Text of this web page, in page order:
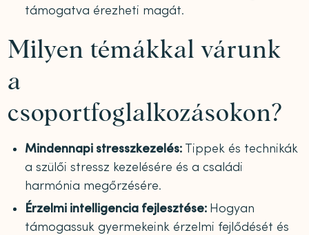
támogatva érezheti magát.
Milyen témákkal várunk
a
csoportfoglalkozásokon?
Mindennapi stresszkezelés: Tippek és technikák
a szülői stressz kezelésére és a családi
harmónia megőrzésére.
Érzelmi intelligencia fejlesztése: Hogyan
támogassuk gyermekeink érzelmi fejlődését és